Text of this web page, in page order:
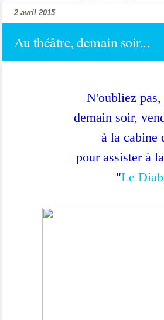
2 avril 2015
Au théâtre, demain soir...
N'oubliez pas,
demain soir,
à la cabine
pour assister à
"Le